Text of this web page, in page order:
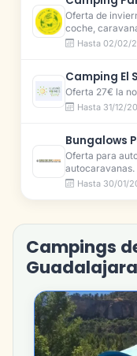
Oferta de
coche,
Hasta 02/02/
Camping El
Oferta 27€ la
Hasta 31/12/
Bungalows
Oferta para
autocaravanas.
Hasta 30/01/
Campings
Guadalajara